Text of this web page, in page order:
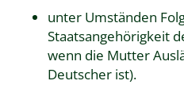
unter Umständen
Staatsangehörigkeit
wenn die Mutter
Deutscher ist).